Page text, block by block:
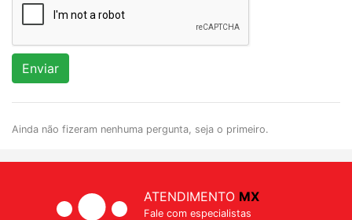
Enviar
Ainda não fizeram nenhuma pergunta, seja o primeiro.
ATENDIMENTO MX
Fale com especialistas